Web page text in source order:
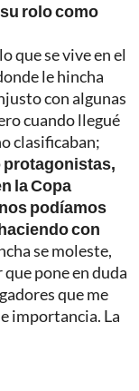
rolo como
que se vive en el
le hincha
con algunas
cuando llegué
clasificaban;
protagonistas,
la Copa
podíamos
con
se moleste,
que pone en duda
que me
importancia. La